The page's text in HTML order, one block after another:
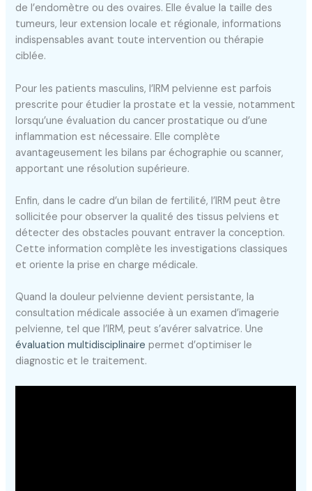
de l’endomètre ou des ovaires. Elle évalue la taille des
tumeurs, leur extension locale et régionale, informations
indispensables avant toute intervention ou thérapie
ciblée.
Pour les patients masculins, l’IRM pelvienne est parfois
prescrite pour étudier la prostate et la vessie, notamment
lorsqu’une évaluation du cancer prostatique ou d’une
inflammation est nécessaire. Elle complète
avantageusement les bilans par échographie ou scanner,
apportant une résolution supérieure.
Enfin, dans le cadre d’un bilan de fertilité, l’IRM peut être
sollicitée pour observer la qualité des tissus pelviens et
détecter des obstacles pouvant entraver la conception.
Cette information complète les investigations classiques
et oriente la prise en charge médicale.
Quand la douleur pelvienne devient persistante, la
consultation médicale associée à un examen d’imagerie
pelvienne, tel que l’IRM, peut s’avérer salvatrice. Une
évaluation multidisciplinaire permet d’optimiser le
diagnostic et le traitement.